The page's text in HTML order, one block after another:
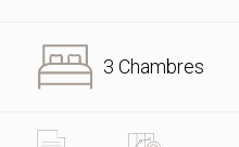
3 Chambres